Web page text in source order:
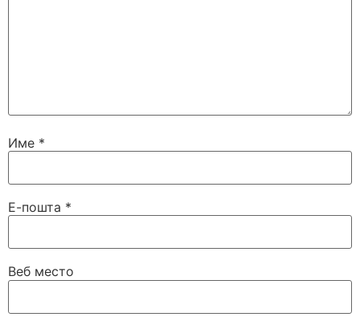
Име *
Е-пошта *
Веб место